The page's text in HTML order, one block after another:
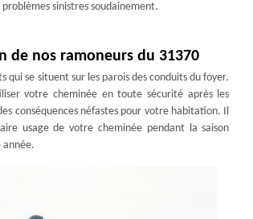
problèmes sinistres soudainement.
de nos ramoneurs du 31370
se situent sur les parois des conduits du foyer.
votre cheminée en toute sécurité après les
conséquences néfastes pour votre habitation. Il
usage de votre cheminée pendant la saison
année.